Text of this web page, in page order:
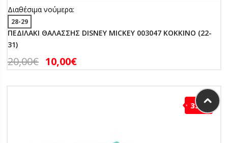
Διαθέσιμα νούμερα:
28-29
ΠΕΔΙΛΑΚΙ ΘΑΛΑΣΣΗΣ DISNEY MICKEY 003047 ΚΟΚΚΙΝΟ (22-
31)
20,00€ 10,00€
33%